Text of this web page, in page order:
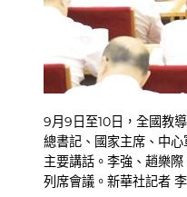
9月9日至10日，全國教
總書記、國家主席、中
主要講話。李強、趙樂
列席會議。新華社記者